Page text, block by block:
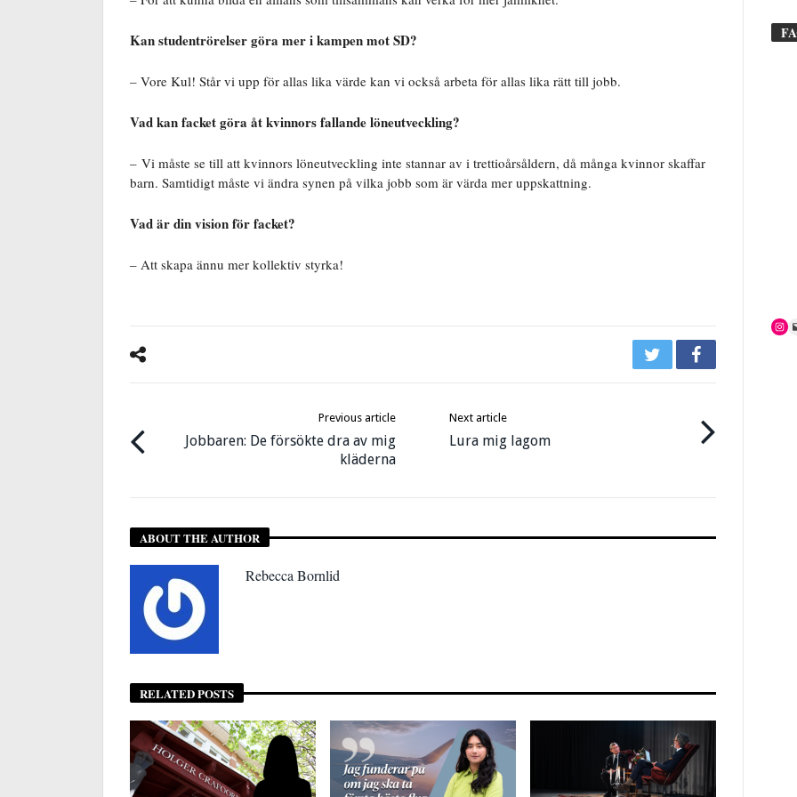
Kan studentrörelser göra mer i kampen mot SD?
– Vore Kul! Står vi upp för allas lika värde kan vi också arbeta för allas lika rätt till jobb.
Vad kan facket göra åt kvinnors fallande löneutveckling?
– Vi måste se till att kvinnors löneutveckling inte stannar av i trettioårsåldern, då många kvinnor skaffar
barn. Samtidigt måste vi ändra synen på vilka jobb som är värda mer uppskattning.
Vad är din vision för facket?
– Att skapa ännu mer kollektiv styrka!
Previous article
Jobbaren: De försökte dra av mig
kläderna
Next article
Lura mig lagom
ABOUT THE AUTHOR
Rebecca Bornlid
RELATED POSTS